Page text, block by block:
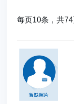
每页10条，共